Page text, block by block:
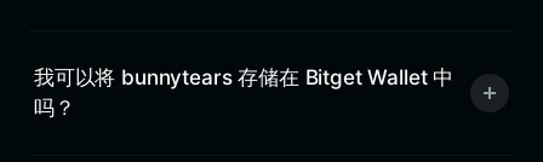
我可以将 bunnytears 存储在 Bitget Wallet 中
吗？